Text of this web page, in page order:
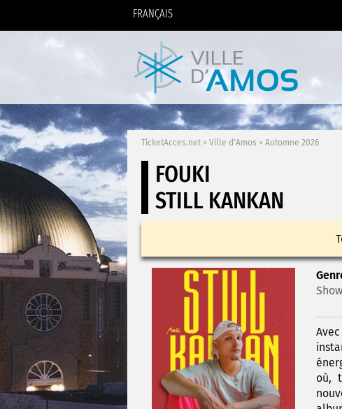
FRANÇAIS
TicketAcces.net > Ville d'Amos > Automne 2026
FOUKI
STILL KANKAN
où,